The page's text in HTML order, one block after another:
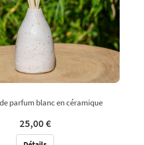
parfum blanc en céramique
25,00 €